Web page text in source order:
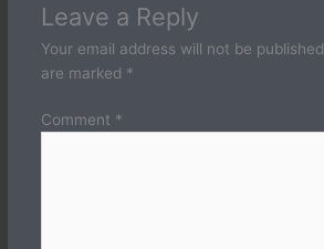
Leave a Reply
Your email address will not be published.
are marked *
Comment *